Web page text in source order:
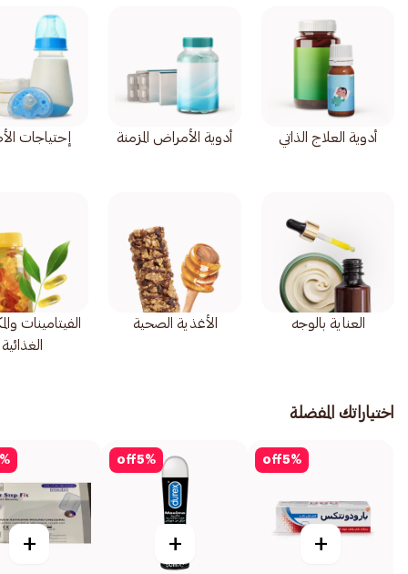
أدوية العلاج الذاتي أدوية الأمراض المزمنة إحتياجات
العناية بالوجه الأغذية الصحية
الفيتامينات
الغذائية
اختياراتك المفضلة
5%
off
+
5%
off
+
%
+